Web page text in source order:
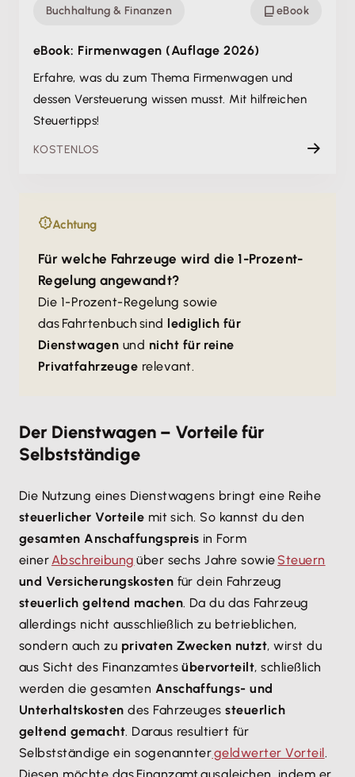
Buchhaltung & Finanzen eBook
eBook: Firmenwagen (Auflage 2026)
Erfahre, was du zum Thema Firmenwagen und
dessen Versteuerung wissen musst. Mit hilfreichen
Steuertipps!
KOSTENLOS
Achtung
Für welche Fahrzeuge wird die 1-Prozent-
Regelung angewandt?
Die 1-Prozent-Regelung sowie
das Fahrtenbuch sind lediglich für
Dienstwagen und nicht für reine
Privatfahrzeuge relevant.
Der Dienstwagen – Vorteile für
Selbstständige
Die Nutzung eines Dienstwagens bringt eine Reihe
steuerlicher Vorteile mit sich. So kannst du den
gesamten Anschaffungspreis in Form
einerAbschreibung über sechs Jahre sowie Steuern
und Versicherungskosten für dein Fahrzeug
steuerlich geltend machen. Da du das Fahrzeug
allerdings nicht ausschließlich zu betrieblichen,
sondern auch zu privaten Zwecken nutzt, wirst du
aus Sicht des Finanzamtesübervorteilt, schließlich
werden die gesamten Anschaffungs- und
Unterhaltskosten des Fahrzeugessteuerlich
geltend gemacht. Daraus resultiert für
Selbstständige ein sogenanntergeldwerter Vorteil.